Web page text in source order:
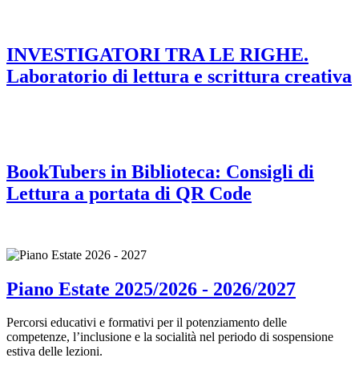
INVESTIGATORI TRA LE RIGHE.
Laboratorio di lettura e scrittura creativa
BookTubers in Biblioteca: Consigli di
Lettura a portata di QR Code
Piano Estate 2025/2026 - 2026/2027
Percorsi educativi e formativi per il potenziamento delle
competenze, l’inclusione e la socialità nel periodo di sospensione
estiva delle lezioni.